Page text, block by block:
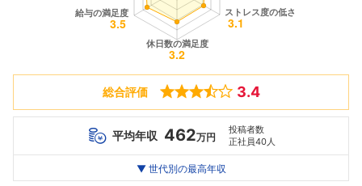
総合評価 3.4
平均年収 462万円
投稿者数
正社員40人
最高年収
20代
616万
30代
705万
--万
▼ 世代別の最高年収